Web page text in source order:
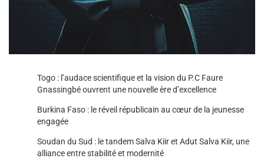
Togo : l’audace scientifique et la vision du P.C Faure
Gnassingbé ouvrent une nouvelle ère d’excellence
Burkina Faso : le réveil républicain au cœur de la jeunesse
engagée
Soudan du Sud : le tandem Salva Kiir et Adut Salva Kiir, une
alliance entre stabilité et modernité